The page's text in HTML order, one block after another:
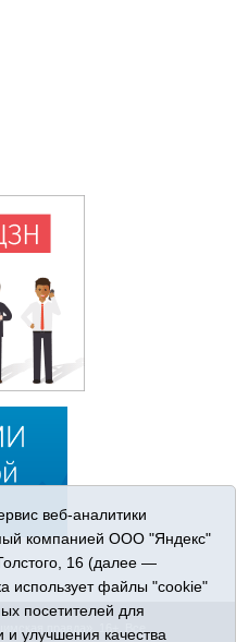
правда». 16+. Все
веб-аналитики
компанией ООО "Яндекс"
16 (далее —
использует файлы "cookie"
посетителей для
и улучшения качества